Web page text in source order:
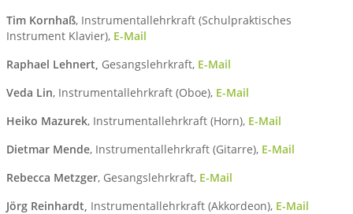
Tim Kornhaß, Instrumentallehrkraft (Schulpraktisches
Instrument Klavier), E-Mail
Raphael Lehnert, Gesangslehrkraft, E-Mail
Veda Lin, Instrumentallehrkraft (Oboe), E-Mail
Heiko Mazurek, Instrumentallehrkraft (Horn), E-Mail
Dietmar Mende, Instrumentallehrkraft (Gitarre), E-Mail
Rebecca Metzger, Gesangslehrkraft, E-Mail
Jörg Reinhardt, Instrumentallehrkraft (Akkordeon), E-Mail